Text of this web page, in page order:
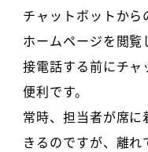
チャットボットから
ホームページを閲
接電話する前にチ
便利です。
常時、担当者が席
きるのですが、離